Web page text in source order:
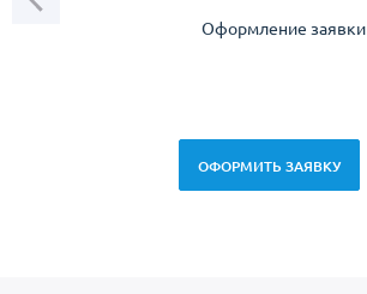
Оформление заявки
ОФОРМИТЬ ЗАЯВКУ